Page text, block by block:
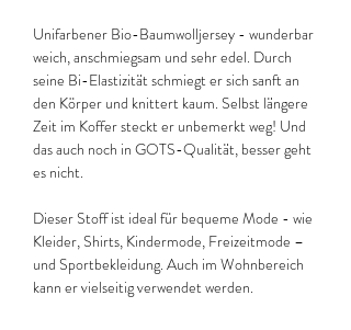
Unifarbener Bio-Baumwolljersey - wunderbar
weich, anschmiegsam und sehr edel. Durch
seine Bi-Elastizität schmiegt er sich sanft an
den Körper und knittert kaum. Selbst längere
Zeit im Koffer steckt er unbemerkt weg! Und
das auch noch in GOTS-Qualität, besser geht
es nicht.
Dieser Stoff ist ideal für bequeme Mode - wie
Kleider, Shirts, Kindermode, Freizeitmode –
und Sportbekleidung. Auch im Wohnbereich
kann er vielseitig verwendet werden.